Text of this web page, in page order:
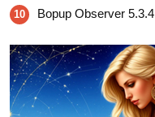
10 Bopup Observer 5.3.4